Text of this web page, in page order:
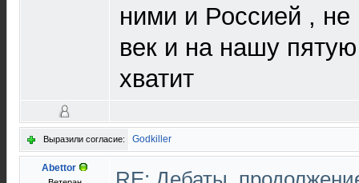
ними и Россией ,
век и на нашу
хватит
Выразили согласие: Godkiller
Abettor